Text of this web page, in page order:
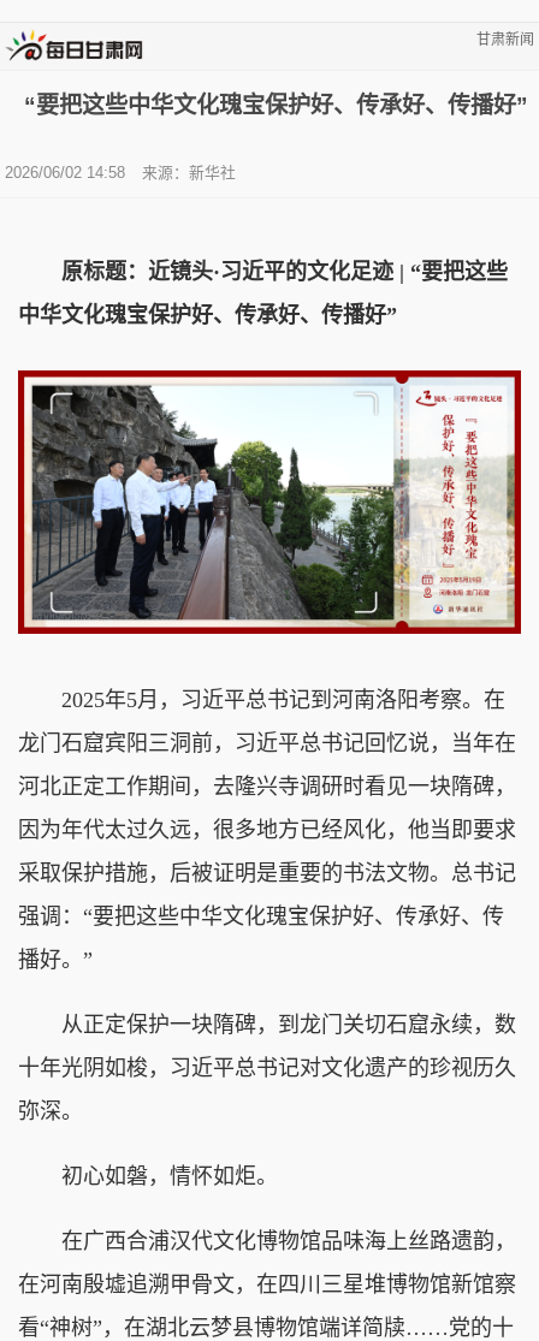
甘肃新闻
“要把这些中华文化瑰宝保护好、传承好、传播好”
2026/06/02 14:58 来源：新华社
原标题：近镜头·习近平的文化足迹 | “要把这些
中华文化瑰宝保护好、传承好、传播好”
2025年5月，习近平总书记到河南洛阳考察。在
龙门石窟宾阳三洞前，习近平总书记回忆说，当年在
河北正定工作期间，去隆兴寺调研时看见一块隋碑，
因为年代太过久远，很多地方已经风化，他当即要求
采取保护措施，后被证明是重要的书法文物。总书记
强调：“要把这些中华文化瑰宝保护好、传承好、传
播好。”
从正定保护一块隋碑，到龙门关切石窟永续，数
十年光阴如梭，习近平总书记对文化遗产的珍视历久
弥深。
初心如磐，情怀如炬。
在广西合浦汉代文化博物馆品味海上丝路遗韵，
在河南殷墟追溯甲骨文，在四川三星堆博物馆新馆察
看“神树”，在湖北云梦县博物馆端详简牍……党的十